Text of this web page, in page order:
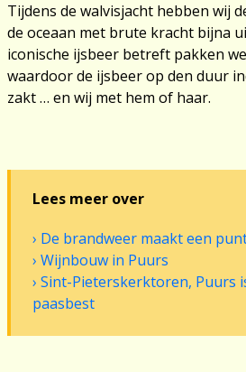
Tijdens de walvisjacht hebben wij
de oceaan met brute kracht bijna
iconische ijsbeer betreft pakken
waardoor de ijsbeer op den duur
zakt … en wij met hem of haar.
Lees meer over
De brandweer maakt een
Wijnbouw in Puurs
Sint-Pieterskerktoren, Puurs
paasbest